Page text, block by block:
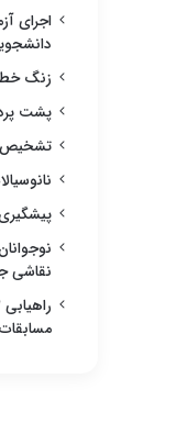
اجرای
زنگ خطر
پشت
تشخیص
نقاشی